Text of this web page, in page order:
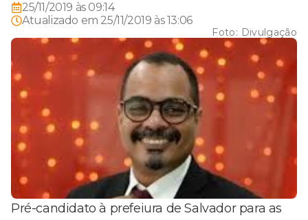
25/11/2019 às 09:14
Atualizado em 25/11/2019 às 13:06
Foto: Divulgação
Pré-candidato à prefeiura de Salvador para as